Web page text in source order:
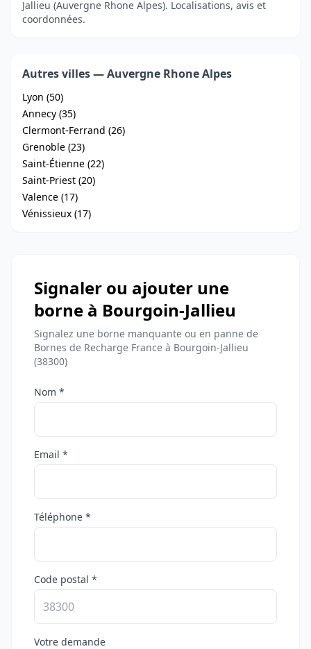
Jallieu (Auvergne Rhone Alpes). Localisations, avis et
coordonnées.
Autres villes — Auvergne Rhone Alpes
Lyon (50)
Annecy (35)
Clermont-Ferrand (26)
Grenoble (23)
Saint-Étienne (22)
Saint-Priest (20)
Valence (17)
Vénissieux (17)
Signaler ou ajouter une
borne à Bourgoin-Jallieu
Signalez une borne manquante ou en panne de
Bornes de Recharge France à Bourgoin-Jallieu
(38300)
Nom *
Email *
Téléphone *
Code postal *
Votre demande